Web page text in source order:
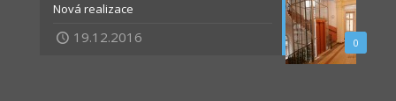
0
Nová realizace
19.12.2016